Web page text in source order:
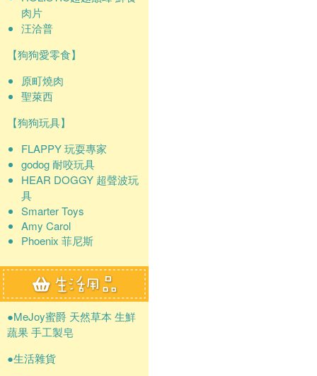
肉片
汪洽普
【狗狗愛零食】
原町燒肉
聖萊西
【狗狗玩具】
FLAPPY 玩耍專家
godog 耐咬玩具
HEAR DOGGY 超聲波玩
具
Smarter Toys
Amy Carol
Phoenix 菲尼斯
●MeJoy蜜爵 天然草本 生鮮
蔬果 手工製皂
●生活雜貨